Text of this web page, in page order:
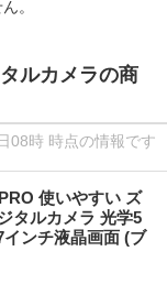
。
ルカメラの商
08時 時点の情報です
使いやすい ズ
タルカメラ 光学5
ンチ液晶画面 (ブ